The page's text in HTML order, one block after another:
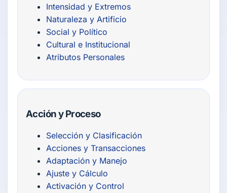
Intensidad y Extremos
Naturaleza y Artificio
Social y Político
Cultural e Institucional
Atributos Personales
Acción y Proceso
Selección y Clasificación
Acciones y Transacciones
Adaptación y Manejo
Ajuste y Cálculo
Activación y Control